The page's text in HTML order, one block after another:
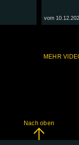
vom
MEHR
Nach oben